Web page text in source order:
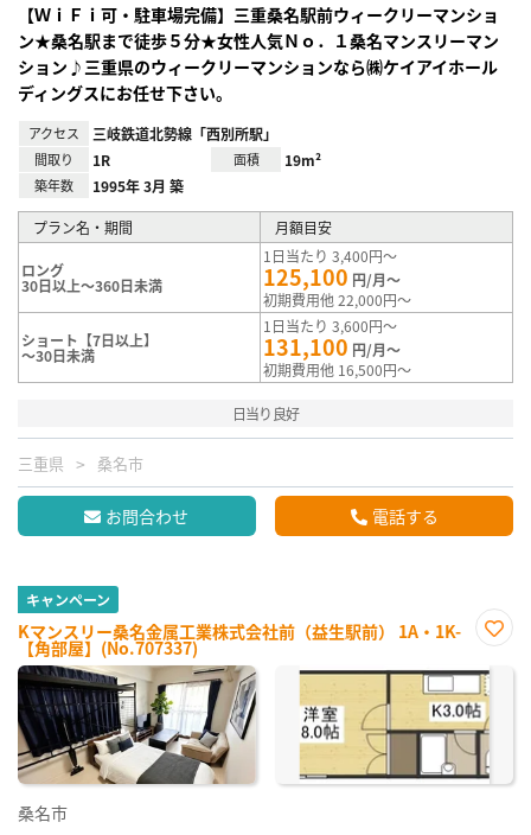
【ＷｉＦｉ可・駐車場完備】三重桑名駅前ウィークリーマンショ
ン★桑名駅まで徒歩５分★女性人気Ｎｏ．１桑名マンスリーマン
ション♪三重県のウィークリーマンションなら㈱ケイアイホール
ディングスにお任せ下さい。
アクセス 三岐鉄道北勢線「西別所駅」
間取り 1R 面積 19m²
築年数 1995年 3月 築
プラン名・期間 月額目安
ロング
30日以上～360日未満
1日当たり 3,400円～
125,100 円/月～
初期費用他 22,000円～
ショート【7日以上】
～30日未満
1日当たり 3,600円～
131,100 円/月～
初期費用他 16,500円～
日当り良好
三重県 桑名市
お問合わせ 電話する
キャンペーン
Kマンスリー桑名金属工業株式会社前（益生駅前） 1A・1K-
【角部屋】(No.707337)
に入
り登
録
桑名市